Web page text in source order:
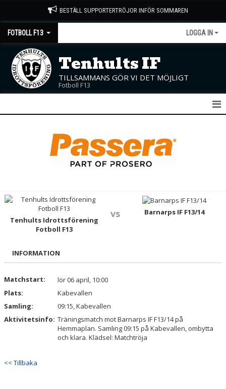
BESTÄLL SUPPORTERTRÖJOR INFÖR SOMMAREN
FOTBOLL F13 LOGGA IN
Tenhults IF
TILLSAMMANS GÖR VI DET MÖJLIGT
Fotboll F13
BILDGALLERI
DOKUMENT
KONTAKT
Tenhults Idrottsförening
Fotboll F13
vs Barnarps IF F13/14
INFORMATION
Matchstart:
lör 06 april, 10:00
Plats:
Kabevallen
Samling:
09:15, Kabevallen
Aktivitetsinfo: Träningsmatch mot Barnarps IF F13/14 på
Hemmaplan. Samling 09:15 på Kabevallen, ombytta
och klara. Klädsel: Matchtröja
<< Tillbaka